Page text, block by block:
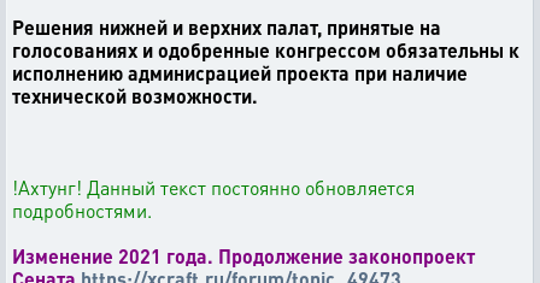
Решения нижней и верхних палат, принятые на
голосованиях и одобренные конгрессом обязательны к
исполнению админисрацией проекта при наличие
технической возможности.
!Ахтунг! Данный текст постоянно обновляется
подробностями.
Изменение 2021 года. Продолжение законопроект